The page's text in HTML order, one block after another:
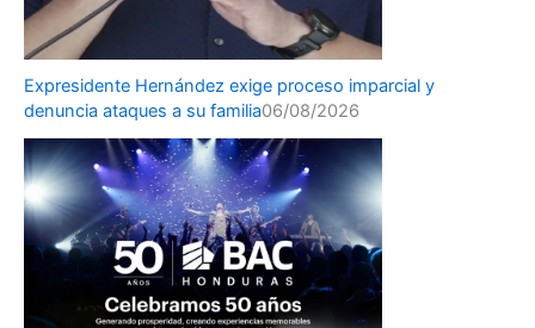
Expresidente Hernández exige proceso imparcial y
denuncia ataques a su familia06/08/2026